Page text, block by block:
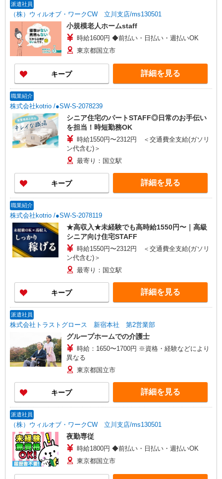
派遣社員
（株）ウィルオブ・ワークCW 立川支店/ms130501
小規模老人ホームstaff
時給1600円 ◆前払い・日払い・週払いOK
東京都国立市
キープ 詳細を見る
職業紹介
株式会社kotrio /●SW-S-2078239
シニア住宅のパートSTAFF◎日常のお手伝い
を担当！時短勤務OK
時給1550円〜2312円 ＜交通費全支給(ガソリ
ン代含む)＞
最寄り：国立駅
キープ 詳細を見る
職業紹介
株式会社kotrio /●SW-S-2078119
★高収入★未経験でも高時給1550円〜｜高級
シニア向け住宅STAFF
時給1550円〜2312円 ＜交通費全支給(ガソリ
ン代含む)＞
最寄り：国立駅
キープ 詳細を見る
派遣社員
株式会社トラストグロース 新宿本社 第2営業部
グループホームでの介護士
時給：1650〜1700円 ※資格・経験などにより
異なる
東京都国立市
キープ 詳細を見る
派遣社員
（株）ウィルオブ・ワークCW 立川支店/ms130501
夜勤専従
時給1800円 ◆前払い・日払い・週払いOK
東京都国立市